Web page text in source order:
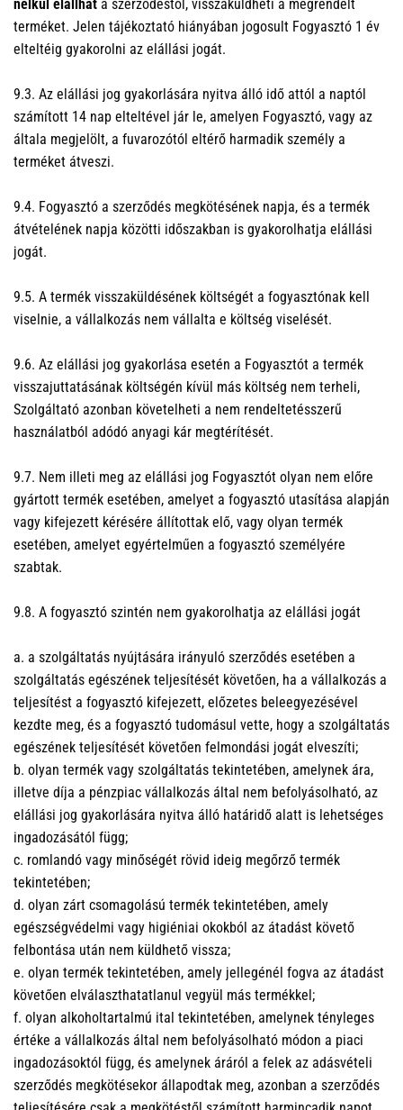
nélkül elállhat a szerződéstől, visszaküldheti a megrendelt
terméket. Jelen tájékoztató hiányában jogosult Fogyasztó 1 év
elteltéig gyakorolni az elállási jogát.
9.3. Az elállási jog gyakorlására nyitva álló idő attól a naptól
számított 14 nap elteltével jár le, amelyen Fogyasztó, vagy az
általa megjelölt, a fuvarozótól eltérő harmadik személy a
terméket átveszi.
9.4. Fogyasztó a szerződés megkötésének napja, és a termék
átvételének napja közötti időszakban is gyakorolhatja elállási
jogát.
9.5. A termék visszaküldésének költségét a fogyasztónak kell
viselnie, a vállalkozás nem vállalta e költség viselését.
9.6. Az elállási jog gyakorlása esetén a Fogyasztót a termék
visszajuttatásának költségén kívül más költség nem terheli,
Szolgáltató azonban követelheti a nem rendeltetésszerű
használatból adódó anyagi kár megtérítését.
9.7. Nem illeti meg az elállási jog Fogyasztót olyan nem előre
gyártott termék esetében, amelyet a fogyasztó utasítása alapján
vagy kifejezett kérésére állítottak elő, vagy olyan termék
esetében, amelyet egyértelműen a fogyasztó személyére
szabtak.
9.8. A fogyasztó szintén nem gyakorolhatja az elállási jogát
a. a szolgáltatás nyújtására irányuló szerződés esetében a
szolgáltatás egészének teljesítését követően, ha a vállalkozás a
teljesítést a fogyasztó kifejezett, előzetes beleegyezésével
kezdte meg, és a fogyasztó tudomásul vette, hogy a szolgáltatás
egészének teljesítését követően felmondási jogát elveszíti;
b. olyan termék vagy szolgáltatás tekintetében, amelynek ára,
illetve díja a pénzpiac vállalkozás által nem befolyásolható, az
elállási jog gyakorlására nyitva álló határidő alatt is lehetséges
ingadozásától függ;
c. romlandó vagy minőségét rövid ideig megőrző termék
tekintetében;
d. olyan zárt csomagolású termék tekintetében, amely
egészségvédelmi vagy higiéniai okokból az átadást követő
felbontása után nem küldhető vissza;
e. olyan termék tekintetében, amely jellegénél fogva az átadást
követően elválaszthatatlanul vegyül más termékkel;
f. olyan alkoholtartalmú ital tekintetében, amelynek tényleges
értéke a vállalkozás által nem befolyásolható módon a piaci
ingadozásoktól függ, és amelynek áráról a felek az adásvételi
szerződés megkötésekor állapodtak meg, azonban a szerződés